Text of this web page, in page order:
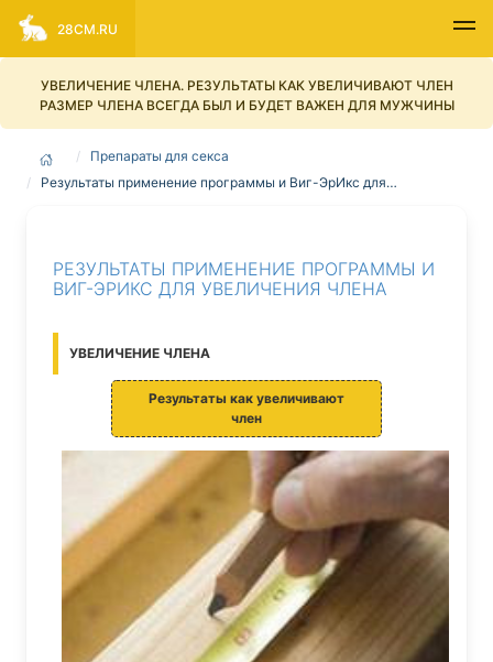
УВЕЛИЧЕНИЕ ЧЛЕНА. РЕЗУЛЬТАТЫ КАК УВЕЛИЧИВАЮТ ЧЛЕН
РАЗМЕР ЧЛЕНА ВСЕГДА БЫЛ И БУДЕТ ВАЖЕН ДЛЯ МУЖЧИНЫ
28CM.RU
Препараты для секса
Результаты применение программы и Виг-ЭрИкс для…
РЕЗУЛЬТАТЫ ПРИМЕНЕНИЕ ПРОГРАММЫ И
ВИГ-ЭРИКС ДЛЯ УВЕЛИЧЕНИЯ ЧЛЕНА
УВЕЛИЧЕНИЕ ЧЛЕНА
Результаты как увеличивают
член